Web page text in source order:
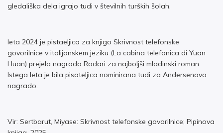
gledališka dela igrajo tudi v številnih turških šolah.
leta 2024 je pistaeljica za knjigo Skrivnost telefonske
govorilnice v italijanskem jeziku (La cabina telefonica di Yuan
Huan) prejela nagrado Rodari za najboljši mladinski roman.
Istega leta je bila pisateljica nominirana tudi za Andersenovo
nagrado.
Vir: Sertbarut, Miyase: Skrivnost telefonske govorilnice; Pipinova